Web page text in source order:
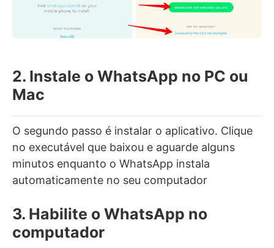
2. Instale o WhatsApp no PC ou
Mac
O segundo passo é instalar o aplicativo. Clique
no executável que baixou e aguarde alguns
minutos enquanto o WhatsApp instala
automaticamente no seu computador
3. Habilite o WhatsApp no
computador